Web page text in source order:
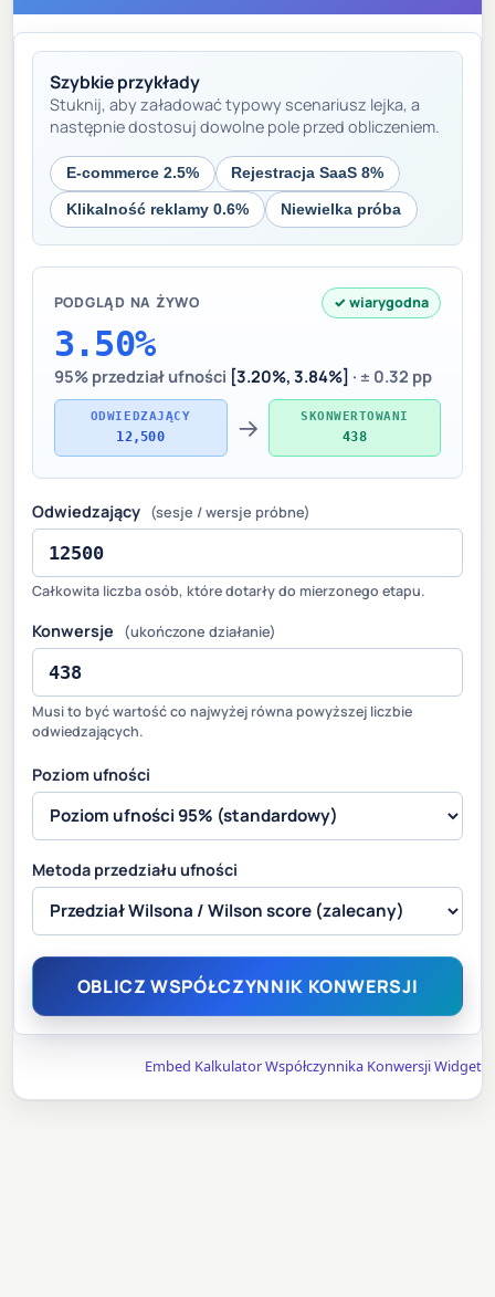
Szybkie przykłady
Stuknij, aby załadować typowy scenariusz lejka, a
następnie dostosuj dowolne pole przed obliczeniem.
E-commerce 2.5% Rejestracja SaaS 8%
Klikalność reklamy 0.6% Niewielka próba
PODGLĄD NA ŻYWO ✓ wiarygodna
3.50%
95% przedział ufności [3.20%, 3.84%] · ± 0.32 pp
ODWIEDZAJĄCY
12,500 → SKONWERTOWANI
438
Odwiedzający (sesje / wersje próbne)
Całkowita liczba osób, które dotarły do mierzonego etapu.
Konwersje (ukończone działanie)
Musi to być wartość co najwyżej równa powyższej liczbie
odwiedzających.
Poziom ufności
Metoda przedziału ufności
OBLICZ WSPÓŁCZYNNIK KONWERSJI
Embed Kalkulator Współczynnika Konwersji Widget